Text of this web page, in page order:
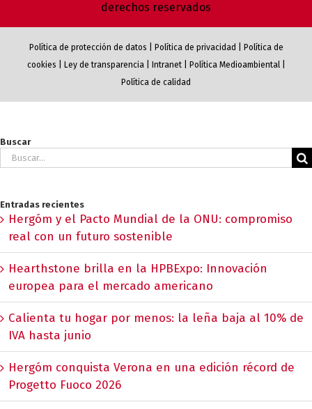
derechos reservados
Política de protección de datos Política de privacidad
Política de
cookies
Ley de transparencia| Intranet| Política Medioambiental|
Política de calidad
Buscar
Buscar:
Entradas recientes
Hergóm y el Pacto Mundial de la ONU: compromiso
real con un futuro sostenible
Hearthstone brilla en la HPBExpo: Innovación
europea para el mercado americano
Calienta tu hogar por menos: la leña baja al 10% de
IVA hasta junio
Hergóm conquista Verona en una edición récord de
Progetto Fuoco 2026